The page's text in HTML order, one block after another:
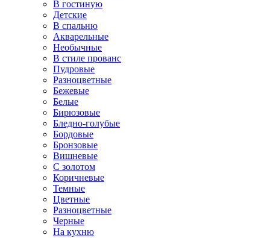
В гостиную
Детские
В спальню
Акварельные
Необычные
В стиле прованс
Пудровые
Разноцветные
Бежевые
Белые
Бирюзовые
Бледно-голубые
Бордовые
Бронзовые
Вишневые
С золотом
Коричневые
Темные
Цветные
Разноцветные
Черные
На кухню